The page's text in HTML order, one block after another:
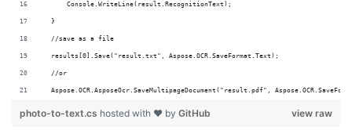
      Console.WriteLine(result.RecognitionText);
  }
  //save as a file
  results[0].Save("result.txt", Aspose.OCR.SaveFormat.Text);
  //or
Aspose.OCR.AsposeOcr.SaveMultipageDocument("result.pdf",
view raw
photo-to-text.cs hosted with ❤ by GitHub